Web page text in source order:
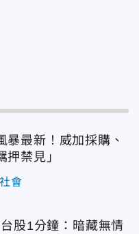
暴最新！威加採購、
押禁見」
社會
股1分鐘：暗藏無情